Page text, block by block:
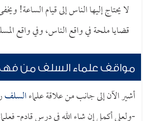
لا يحتاج إليها الناس إلى قيام الساعة!
قضايا ملحة في واقع الناس، وفي واقع
مواقف علماء السلف من
أشير الآن إلى جانب من علاقة علماءالسلف